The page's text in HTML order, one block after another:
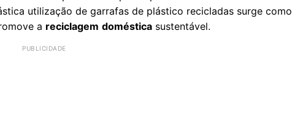
utilização de garrafas de plástico recicladas surge como
a reciclagem doméstica sustentável.